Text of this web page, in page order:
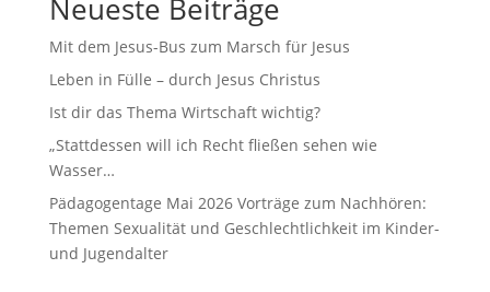
Neueste Beiträge
Mit dem Jesus-Bus zum Marsch für Jesus
Leben in Fülle – durch Jesus Christus
Ist dir das Thema Wirtschaft wichtig?
„Stattdessen will ich Recht fließen sehen wie
Wasser…
Pädagogentage Mai 2026 Vorträge zum Nachhören:
Themen Sexualität und Geschlechtlichkeit im Kinder-
und Jugendalter